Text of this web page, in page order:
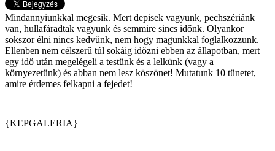
Mindannyiunkkal megesik. Mert depisek vagyunk, pechszériánk
van, hullafáradtak vagyunk és semmire sincs időnk. Olyankor
sokszor élni nincs kedvünk, nem hogy magunkkal foglalkozzunk.
Ellenben nem célszerű túl sokáig időzni ebben az állapotban, mert
egy idő után megelégeli a testünk és a lelkünk (vagy a
környezetünk) és abban nem lesz köszönet! Mutatunk 10 tünetet,
amire érdemes felkapni a fejedet!
{KEPGALERIA}